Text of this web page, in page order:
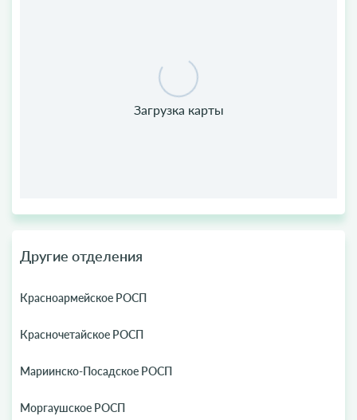
Другие отделения
Красноармейское РОСП
Красночетайское РОСП
Мариинско-Посадское РОСП
Моргаушское РОСП